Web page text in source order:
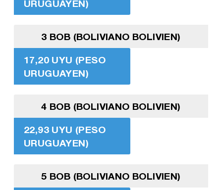
URUGUAYEN)
3 BOB (BOLIVIANO BOLIVIEN)
17,20 UYU (PESO
URUGUAYEN)
4 BOB (BOLIVIANO BOLIVIEN)
22,93 UYU (PESO
URUGUAYEN)
5 BOB (BOLIVIANO BOLIVIEN)